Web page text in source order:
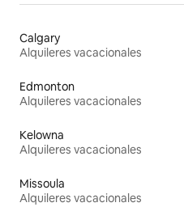
Calgary
Alquileres vacacionales
Edmonton
Alquileres vacacionales
Kelowna
Alquileres vacacionales
Missoula
Alquileres vacacionales